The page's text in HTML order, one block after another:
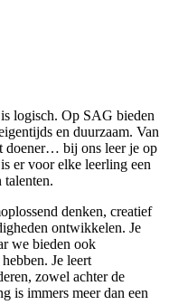
logisch. Op SAG bieden
en duurzaam. Van
doener… bij ons leer je op
er voor elke leerling een
talenten.
denken, creatief
ontwikkelen. Je
we bieden ook
Je leert
zowel achter de
is immers meer dan een